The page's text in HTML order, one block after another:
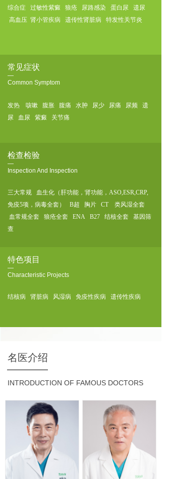
综合症 过敏性紫癜 狼疮 尿路感染 蛋白尿 遗尿
高血压 肾小管疾病 遗传性肾脏病 特发性关节炎
结核病 肾脏病 风湿病 免疫性疾病 遗传性疾病
特色项目
—
Characteristic Projects
三大常规 血生化（肝功能，肾功能，ASO,ESR,CRP,
免疫5项，病毒全套） B超 胸片 CT 类风湿全套
血常规全套 狼疮全套 ENA B27 结核全套 基因筛
查
检查检验
—
Inspection And Inspection
常见症状
—
Common Symptom
发热 咳嗽 腹胀 腹痛 水肿 尿少 尿痛 尿频 遗
尿 血尿 紫癜 关节痛
名医介绍
INTRODUCTION OF FAMOUS DOCTORS